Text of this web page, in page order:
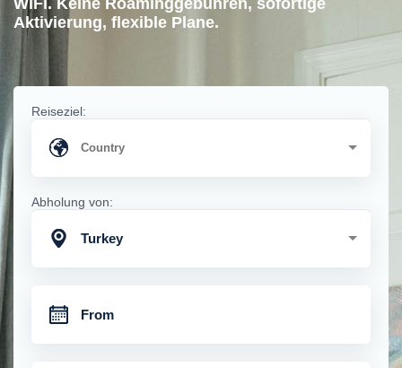
WiFi. Keine Roaminggebuhren, sofortige
Aktivierung, flexible Plane.
Reiseziel:
Abholung von:
Turkey